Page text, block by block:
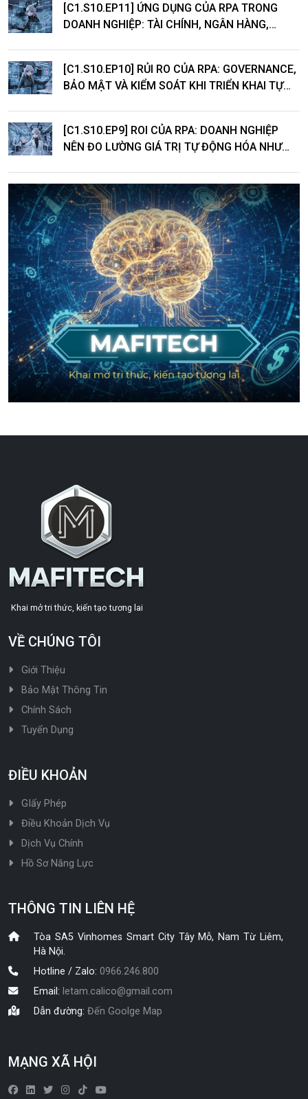
[C1.S10.EP11] ỨNG DỤNG CỦA RPA TRONG
DOANH NGHIỆP: TÀI CHÍNH, NGÂN HÀNG,
[C1.S10.EP10] RỦI RO CỦA RPA: GOVERNANCE,
BẢO MẬT VÀ KIỂM SOÁT KHI TRIỂN KHAI TỰ
[C1.S10.EP9] ROI CỦA RPA: DOANH NGHIỆP
NÊN ĐO LƯỜNG GIÁ TRỊ TỰ ĐỘNG HÓA NHƯ
Khai mở tri thức, kiến tạo tương lai
VỀ CHÚNG TÔI
Giới Thiệu
Bảo Mật Thông Tin
Chính Sách
Tuyển Dụng
ĐIỀU KHOẢN
GIấy Phép
Điều Khoản Dịch Vụ
Dịch Vụ Chính
Hồ Sơ Năng Lực
THÔNG TIN LIÊN HỆ
Tòa SA5 Vinhomes Smart City Tây Mỗ, Nam Từ Liêm,
Hà Nội.
Hotline / Zalo:0966.246.800
Email: letam.calico@gmail.com
Dẫn đường:Đến Goolge Map
MẠNG XÃ HỘI